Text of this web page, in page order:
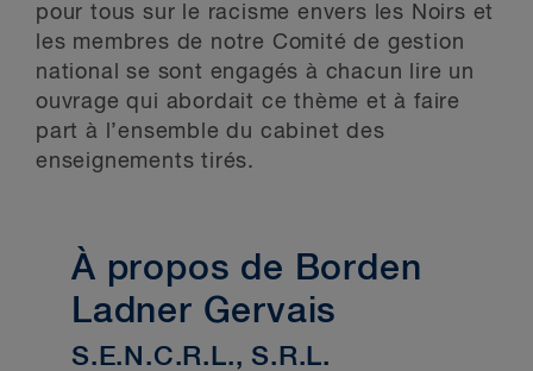
pour tous sur le racisme envers les Noirs et
les membres de notre Comité de gestion
national se sont engagés à chacun lire un
ouvrage qui abordait ce thème et à faire
part à l’ensemble du cabinet des
enseignements tirés.
À propos de Borden
Ladner Gervais
S.E.N.C.R.L., S.R.L.